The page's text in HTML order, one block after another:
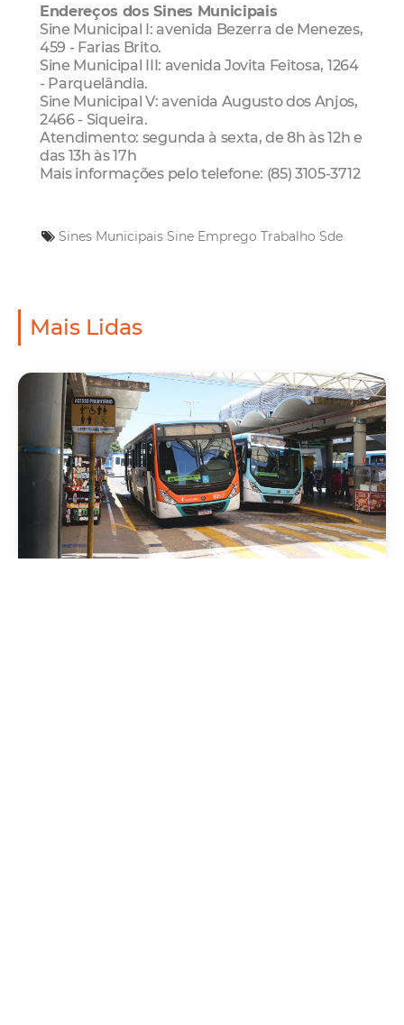
Endereços dos Sines Municipais
Sine Municipal I: avenida Bezerra de Menezes,
459 - Farias Brito.
Sine Municipal III: avenida Jovita Feitosa, 1264
- Parquelândia.
Sine Municipal V: avenida Augusto dos Anjos,
2466 - Siqueira.
Atendimento: segunda à sexta, de 8h às 12h e
das 13h às 17h
Mais informações pelo telefone: (85) 3105-3712
Sines Municipais Sine Emprego Trabalho Sde
Mais Lidas